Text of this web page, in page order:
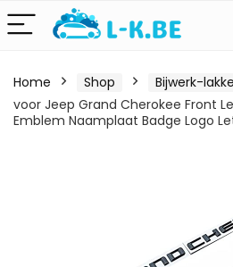
Home Shop Bijwerk-
voor Jeep Grand Cherokee Front
Emblem Naamplaat Badge Logo